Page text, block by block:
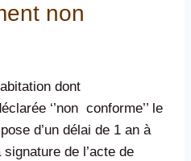
non
dont
‘’non conforme’’ le
d’un délai de 1 an à
de l’acte de